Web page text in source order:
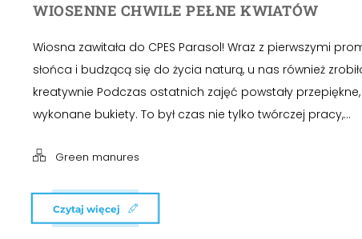
WIOSENNE CHWILE PEŁNE KWIATÓW
Wiosna zawitała do CPES Parasol! Wraz z pierwszymi
słońca i budzącą się do życia naturą, u nas również
kreatywnie Podczas ostatnich zajęć powstały przepiękne,
wykonane bukiety. To był czas nie tylko twórczej pracy,...
Green manures
Czytaj więcej